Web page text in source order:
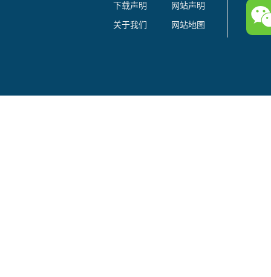
下载声明
网站声明
关于我们
网站地图